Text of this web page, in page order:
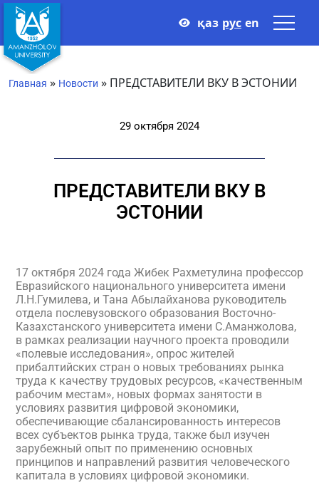
қаз рус en
Главная » Новости » ПРЕДСТАВИТЕЛИ ВКУ В ЭСТОНИИ
29 октября 2024
ПРЕДСТАВИТЕЛИ ВКУ В
ЭСТОНИИ
17 октября 2024 года Жибек Рахметулина профессор
Евразийского национального университета имени
Л.Н.Гумилева, и Тана Абылайханова руководитель
отдела послевузовского образования Восточно-
Казахстанского университета имени С.Аманжолова,
в рамках реализации научного проекта проводили
«полевые исследования», опрос жителей
прибалтийских стран о новых требованиях рынка
труда к качеству трудовых ресурсов, «качественным
рабочим местам», новых формах занятости в
условиях развития цифровой экономики,
обеспечивающие сбалансированность интересов
всех субъектов рынка труда, также был изучен
зарубежный опыт по применению основных
принципов и направлений развития человеческого
капитала в условиях цифровой экономики.